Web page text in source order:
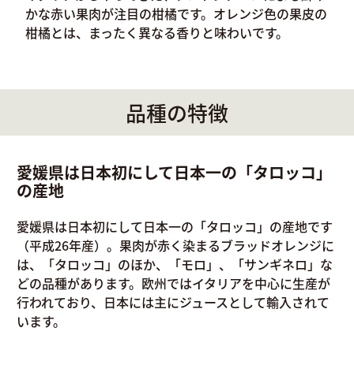
かな赤い果肉が注目の柑橘です。オレンジ色の果皮の
柑橘とは、まったく異なる香りと味わいです。
品種の特徴
愛媛県は日本初にして日本一の「タロッコ」
の産地
愛媛県は日本初にして日本一の「タロッコ」の産地です
（平成26年産）。果肉が赤く染まるブラッドオレンジに
は、「タロッコ」のほか、「モロ」、「サンギネロ」な
どの品種があります。欧州ではイタリアを中心に生産が
行われており、日本には主にジュースとして輸入されて
います。